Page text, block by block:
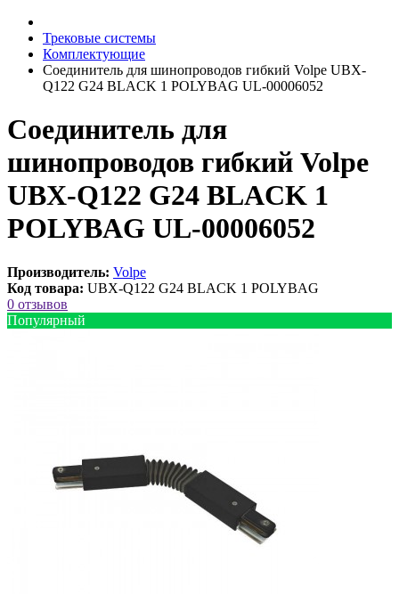
Трековые системы
Комплектующие
Соединитель для шинопроводов гибкий Volpe UBX-
Q122 G24 BLACK 1 POLYBAG UL-00006052
Соединитель для
шинопроводов гибкий Volpe
UBX-Q122 G24 BLACK 1
POLYBAG UL-00006052
Производитель: Volpe
Код товара: UBX-Q122 G24 BLACK 1 POLYBAG
0 отзывов
Популярный